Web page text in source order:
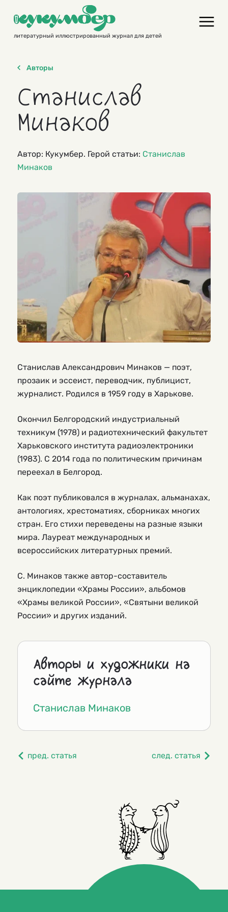
contentлитературный иллюстрированный журнал для детей
Авторы
Станислав
Минаков
Автор: Кукумбер. Герой статьи: Станислав
Минаков
Станислав Александрович Минаков — поэт,
прозаик и эссеист, переводчик, публицист,
журналист. Родился в 1959 году в Харькове.
Окончил Белгородский индустриальный
техникум (1978) и радиотехнический факультет
Харьковского института радиоэлектроники
(1983). С 2014 года по политическим причинам
переехал в Белгород.
Как поэт публиковался в журналах, альманахах,
антологиях, хрестоматиях, сборниках многих
стран. Его стихи переведены на разные языки
мира. Лауреат международных и
всероссийских литературных премий.
С. Минаков также автор-составитель
энциклопедии «Храмы России», альбомов
«Храмы великой России», «Святыни великой
России» и других изданий.
Авторы и художники на
сайте журнала
Станислав Минаков
пред. статья след. статья